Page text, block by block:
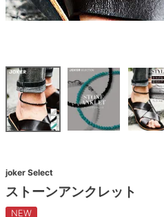
joker Select
ストーンアンクレット
NEW